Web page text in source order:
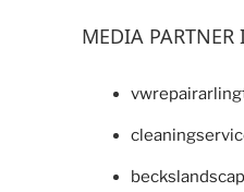
MEDIA PARTNER